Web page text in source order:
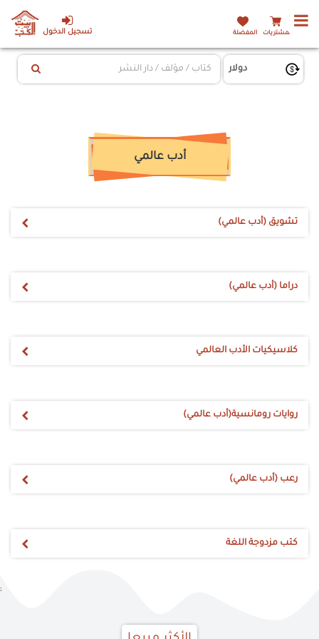
تسجيل الدخول المشتريات المفضلة
أدب عالمي
تشويق (أدب عالمي)
دراما (أدب عالمي)
كلاسيكيات الأدب العالمي
روايات رومانسية(أدب عالمي)
رعب (أدب عالمي)
كتب مزدوجة اللغة
;